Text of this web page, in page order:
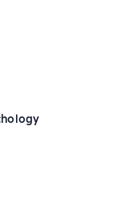
основе 0 оценок
основе 0 оценок